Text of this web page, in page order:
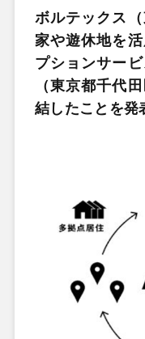
ボルテックス
家や遊休地を
プションサー
（東京都千代
結したことを発